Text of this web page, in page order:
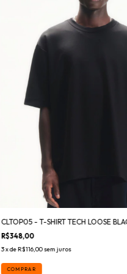
CLTOP05 - T-SHIRT TECH LOOSE
R$348,00
3x deR$116,00sem juros
COMPRAR